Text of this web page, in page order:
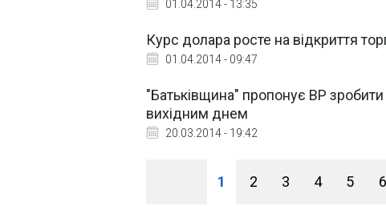
01.04.2014 - 13:35
Курс долара росте на відкриття
01.04.2014 - 09:47
"Батьківщина" пропонує ВР
вихідним днем
20.03.2014 - 19:42
1 2 3 4 5 6